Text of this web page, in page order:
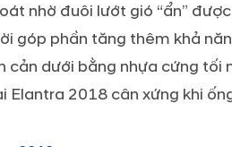
nhờ đuôi lướt gió “ẩn”
góp phần tăng thêm khả
cản dưới bằng nhựa cứng tối
Elantra 2018 cân xứng khi